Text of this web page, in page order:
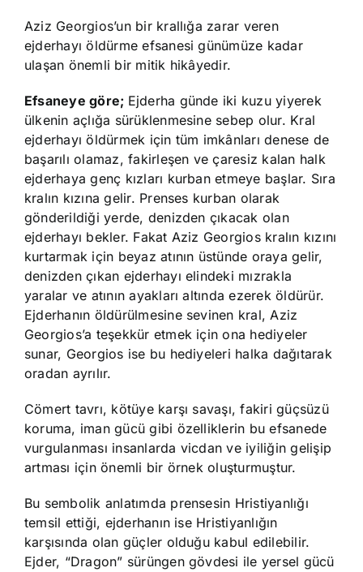
Aziz Georgios’un bir krallığa zarar veren
ejderhayı öldürme efsanesi günümüze kadar
ulaşan önemli bir mitik hikâyedir.
Efsaneye göre; Ejderha günde iki kuzu yiyerek
ülkenin açlığa sürüklenmesine sebep olur. Kral
ejderhayı öldürmek için tüm imkânları denese de
başarılı olamaz, fakirleşen ve çaresiz kalan halk
ejderhaya genç kızları kurban etmeye başlar. Sıra
kralın kızına gelir. Prenses kurban olarak
gönderildiği yerde, denizden çıkacak olan
ejderhayı bekler. Fakat Aziz Georgios kralın kızını
kurtarmak için beyaz atının üstünde oraya gelir,
denizden çıkan ejderhayı elindeki mızrakla
yaralar ve atının ayakları altında ezerek öldürür.
Ejderhanın öldürülmesine sevinen kral, Aziz
Georgios’a teşekkür etmek için ona hediyeler
sunar, Georgios ise bu hediyeleri halka dağıtarak
oradan ayrılır.
Cömert tavrı, kötüye karşı savaşı, fakiri güçsüzü
koruma, iman gücü gibi özelliklerin bu efsanede
vurgulanması insanlarda vicdan ve iyiliğin gelişip
artması için önemli bir örnek oluşturmuştur.
Bu sembolik anlatımda prensesin Hristiyanlığı
temsil ettiği, ejderhanın ise Hristiyanlığın
karşısında olan güçler olduğu kabul edilebilir.
Ejder, “Dragon” sürüngen gövdesi ile yersel gücü